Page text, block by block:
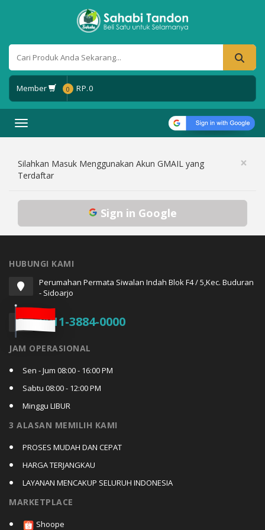
Member 0 RP.0
Toggle navigation
×
Silahkan Masuk Menggunakan Akun GMAIL yang
Terdaftar
Sign in Google
HUBUNGI KAMI
Perumahan Permata Siwalan Indah Blok F4 / 5,Kec. Buduran
- Sidoarjo
0811-3884-0000
JAM OPERASIONAL
Sen - Jum 08:00 - 16:00 PM
Sabtu 08:00 - 12:00 PM
Minggu LIBUR
3 ALASAN MEMILIH KAMI
PROSES MUDAH DAN CEPAT
HARGA TERJANGKAU
LAYANAN MENCAKUP SELURUH INDONESIA
MARKETPLACE
Shoope